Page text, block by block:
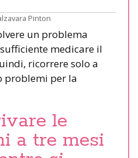
Pinton
un problema
medicare il
ricorrere solo a
problemi per la
le
a tre mesi